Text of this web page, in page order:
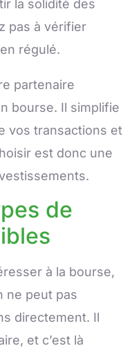
la solidité des
pas à vérifier
régulé.
partenaire
bourse. Il simplifie
vos transactions et
est donc une
de
à la bourse,
ne peut pas
directement. Il
et c’est là